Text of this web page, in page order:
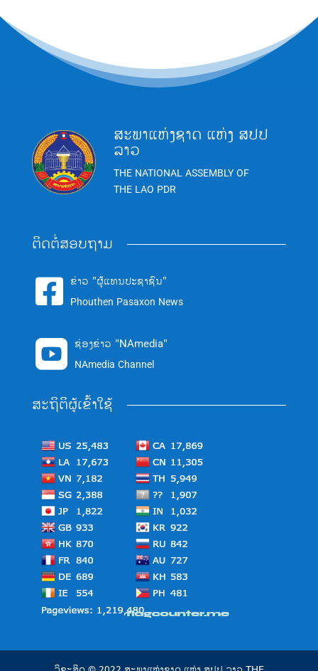
ສະພາແຫ່ງຊາດ ແຫ່ງ ສປປ
ລາວ
THE NATIONAL ASSEMBLY OF
THE LAO PDR
ຕິດຕໍ່ສອບຖາມ
 ຂ່າວ "ຜູ້ແທນປະຊາຊົນ"
Phouthen Pasaxon News
 ຊ່ອງຂ່າວ "NAmedia"
NAmedia Channel
ສະຖິຕິຜູ້ເຂົ້າໃຊ້